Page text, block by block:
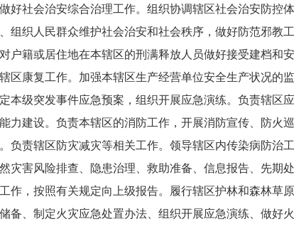
社会治安综合治理工作。组织协调辖区社会治安防控
织人民群众维护社会治安和社会秩序，做好防范邪教
籍或居住地在本辖区的刑满释放人员做好接受建档和
康复工作。加强本辖区生产经营单位安全生产状况的
级突发事件应急预案，组织开展应急演练。负责辖区
建设。负责本辖区的消防工作，开展消防宣传、防火
负责辖区防灾减灾等相关工作。领导辖区内传染病防治
害风险排查、隐患治理、救助准备、信息报告、先期
，按照有关规定向上级报告。履行辖区护林和森林草
、制定火灾应急处置办法、组织开展应急演练、做好